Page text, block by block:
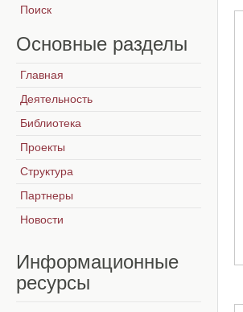
Поиск
Основные разделы
Главная
Деятельность
Библиотека
Проекты
Структура
Партнеры
Новости
Информационные
ресурсы